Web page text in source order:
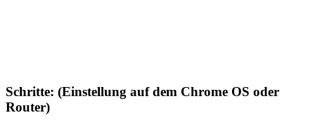
Schritte: (Einstellung auf dem Chrome OS oder
Router)